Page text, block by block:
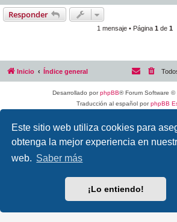
Este sitio web utiliza cookies para
obtenga la mejor experiencia en
web. Saber más
¡Lo entiendo!
Responder
1 mensaje • Página 1 de 1
Inicio Índice general
Desarrollado porphpBB® Forum Software ©
Traducción al español porphpBB